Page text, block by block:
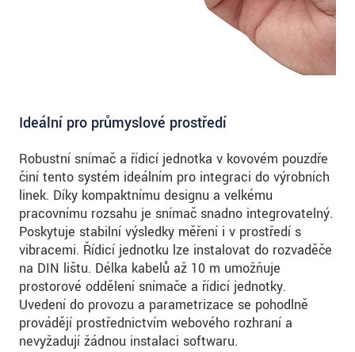
Ideální pro průmyslové prostředí
Robustní snímač a řídicí jednotka v kovovém pouzdře
činí tento systém ideálním pro integraci do výrobních
linek. Díky kompaktnímu designu a velkému
pracovnímu rozsahu je snímač snadno integrovatelný.
Poskytuje stabilní výsledky měření i v prostředí s
vibracemi. Řídicí jednotku lze instalovat do rozvaděče
na DIN lištu. Délka kabelů až 10 m umožňuje
prostorové oddělení snímače a řídicí jednotky.
Uvedení do provozu a parametrizace se pohodlně
provádějí prostřednictvím webového rozhraní a
nevyžadují žádnou instalaci softwaru.